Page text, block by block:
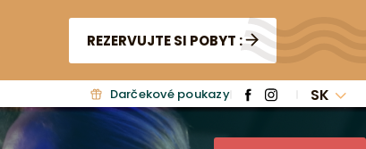
REZERVUJTE SI POBYT :
Darčekové poukazy SK